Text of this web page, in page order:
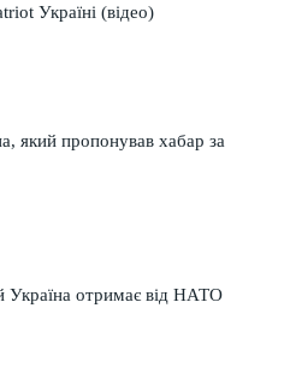
Україні (відео)
який пропонував хабар за
Україна отримає від НАТО